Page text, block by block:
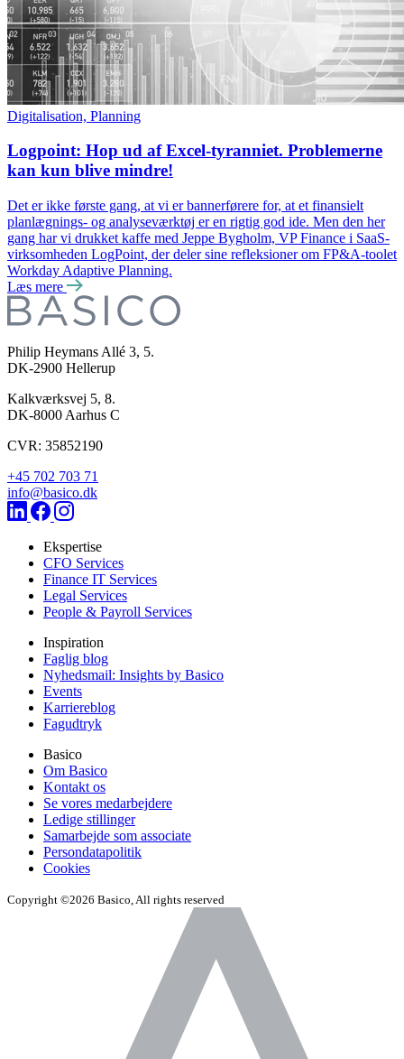
Digitalisation, Planning
Logpoint: Hop ud af Excel-tyranniet. Problemerne
kan kun blive mindre!
Det er ikke første gang, at vi er bannerførere for, at et finansielt
planlægnings- og analyseværktøj er en rigtig god ide. Men den her
gang har vi drukket kaffe med Jeppe Bygholm, VP Finance i SaaS-
virksomheden LogPoint, der deler sine refleksioner om FP&A-toolet
Workday Adaptive Planning.
Læs mere
Philip Heymans Allé 3, 5.
DK-2900 Hellerup
Kalkværksvej 5, 8.
DK-8000 Aarhus C
CVR: 35852190
+45 702 703 71
info@basico.dk
Ekspertise
CFO Services
Finance IT Services
Legal Services
People & Payroll Services
Inspiration
Faglig blog
Nyhedsmail: Insights by Basico
Events
Karriereblog
Fagudtryk
Basico
Om Basico
Kontakt os
Se vores medarbejdere
Ledige stillinger
Samarbejde som associate
Persondatapolitik
Cookies
Copyright ©2026 Basico, All rights reserved